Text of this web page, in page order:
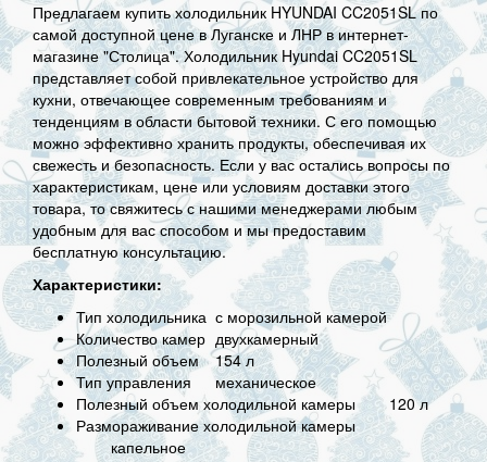
Предлагаем купить холодильник HYUNDAI CC2051SL по
самой доступной цене в Луганске и ЛНР в интернет-
магазине "Столица". Холодильник Hyundai CC2051SL
представляет собой привлекательное устройство для
кухни, отвечающее современным требованиям и
тенденциям в области бытовой техники. С его помощью
можно эффективно хранить продукты, обеспечивая их
свежесть и безопасность. Если у вас остались вопросы по
характеристикам, цене или условиям доставки этого
товара, то свяжитесь с нашими менеджерами любым
удобным для вас способом и мы предоставим
бесплатную консультацию.
Характеристики:
Тип холодильника с морозильной камерой
Количество камер двухкамерный
Полезный объем
154 л
Тип управления
механическое
Полезный объем холодильной камеры
120 л
Размораживание холодильной камеры
капельное